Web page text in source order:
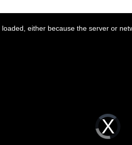
Video
Player
is
loading.
either because the server or